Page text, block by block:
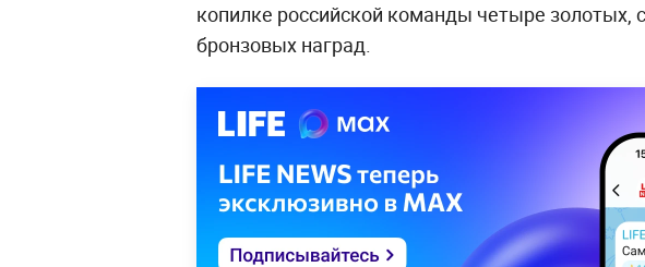
копилке российской команды четыре золотых,
бронзовых наград.